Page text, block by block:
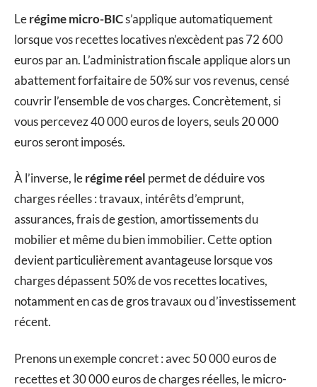
Lerégime micro-BICs’applique automatiquement
lorsque vos recettes locatives n’excèdent pas 72 600
euros par an. L’administration fiscale applique alors un
abattement forfaitaire de 50% sur vos revenus, censé
couvrir l’ensemble de vos charges. Concrètement, si
vous percevez 40 000 euros de loyers, seuls 20 000
euros seront imposés.
À l’inverse, lerégime réel permet de déduire vos
charges réelles : travaux, intérêts d’emprunt,
assurances, frais de gestion, amortissements du
mobilier et même du bien immobilier. Cette option
devient particulièrement avantageuse lorsque vos
charges dépassent 50% de vos recettes locatives,
notamment en cas de gros travaux ou d’investissement
récent.
Prenons un exemple concret : avec 50 000 euros de
recettes et 30 000 euros de charges réelles, le micro-